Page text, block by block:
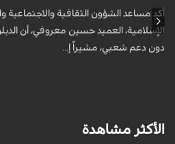
أكد مساعد الشؤون الثقافية والاجتماعية
الإسلامية، العميد حسين معروفي، أن
دون دعم شعبي، مشيراً إ...
الأكثر مشاهدة